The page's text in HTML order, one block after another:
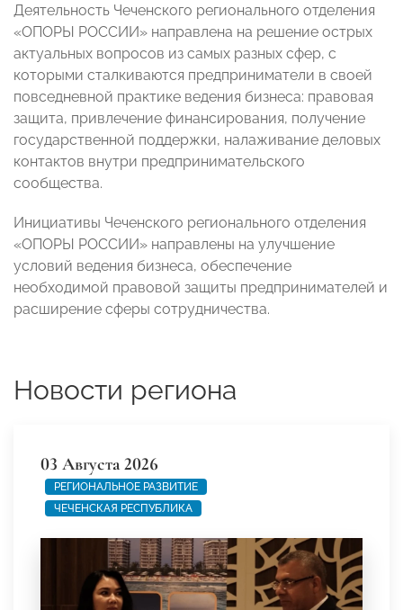
Деятельность Чеченского регионального отделения
«ОПОРЫ РОССИИ» направлена на решение острых
актуальных вопросов из самых разных сфер, с
которыми сталкиваются предприниматели в своей
повседневной практике ведения бизнеса: правовая
защита, привлечение финансирования, получение
государственной поддержки, налаживание деловых
контактов внутри предпринимательского
сообщества.
Инициативы Чеченского регионального отделения
«ОПОРЫ РОССИИ» направлены на улучшение
условий ведения бизнеса, обеспечение
необходимой правовой защиты предпринимателей и
расширение сферы сотрудничества.
Новости региона
03 Августа 2026
РЕГИОНАЛЬНОЕ РАЗВИТИЕ
ЧЕЧЕНСКАЯ РЕСПУБЛИКА